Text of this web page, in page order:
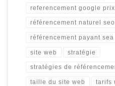
referencement google prix
référencement naturel seo
référencement payant sea
site web stratégie
stratégies de
taille du site web tarifs